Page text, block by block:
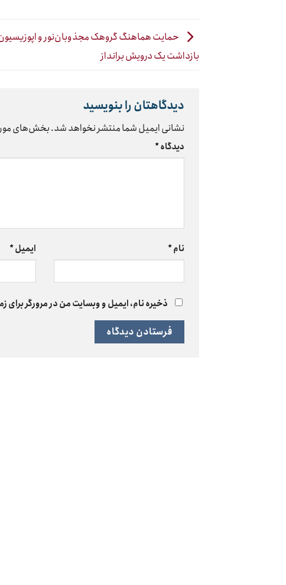
حمایت هماهنگ گروهک مجذوبان‌نور و
بازداشت یک درویش برانداز
دیدگاهتان را بنویسید
نشانی ایمیل شما منتشر نخواهد شد.بخش‌های
دیدگاه*
نام* ایمیل*
ذخیره نام، ایمیل و وبسایت من در مرورگر برای